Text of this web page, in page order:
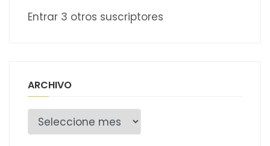
Entrar 3 otros suscriptores
ARCHIVO
Archivo